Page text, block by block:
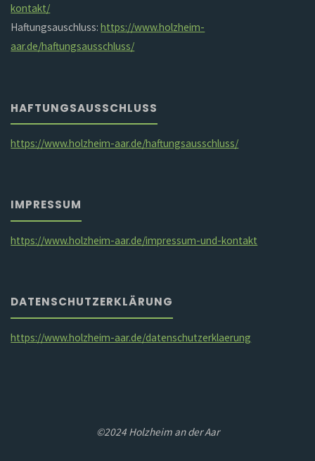
kontakt/
Haftungsauschluss:https://www.holzheim-
aar.de/haftungsausschluss/
HAFTUNGSAUSSCHLUSS
https://www.holzheim-aar.de/haftungsausschluss/
IMPRESSUM
https://www.holzheim-aar.de/impressum-und-kontakt
DATENSCHUTZERKLÄRUNG
https://www.holzheim-aar.de/datenschutzerklaerung
©2024 Holzheim an der Aar